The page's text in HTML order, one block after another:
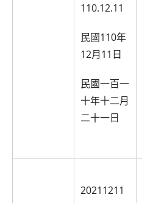
110.12.11
民國110年
12月11日
民國一百一
十年十二月
二十一日
20211211